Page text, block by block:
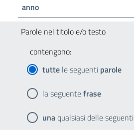
anno
Parole nel titolo e/o testo
contengono:
tutte le seguenti parole
la seguentefrase
unaqualsiasi delle seguenti